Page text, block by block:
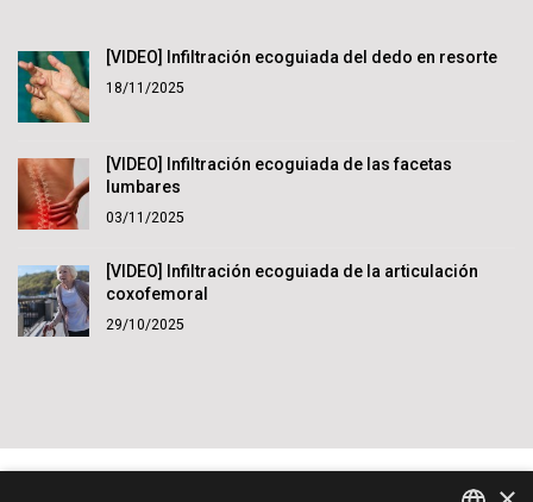
[VIDEO] Infiltración ecoguiada del dedo en resorte
18/11/2025
[VIDEO] Infiltración ecoguiada de las facetas
lumbares
03/11/2025
[VIDEO] Infiltración ecoguiada de la articulación
coxofemoral
29/10/2025